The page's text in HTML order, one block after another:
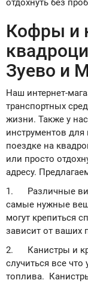
отдохнуть без
Кофры и
Зуево и
Наш интернет-
транспортных
жизни. Также у
инструментов
поездке на
или просто
адресу.
1. Различные
самые нужные
могут крепиться
зависит от ваших
2. Канистры и
случиться все
топлива.